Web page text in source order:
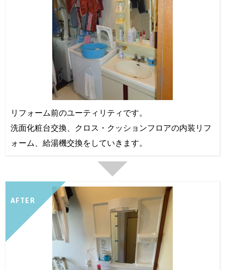
リフォーム前のユーティリティです。
洗面化粧台交換、クロス・クッションフロアの内装リフ
ォーム、給湯機交換をしていきます。
AFTER